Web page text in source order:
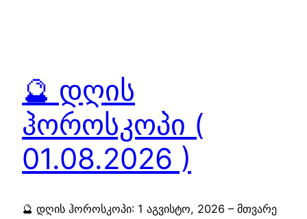
🔮 დღის
ჰოროსკოპი (
01.08.2026 )
🔮 დღის ჰოროსკოპი: 1 აგვისტო, 2026 – მთვარე